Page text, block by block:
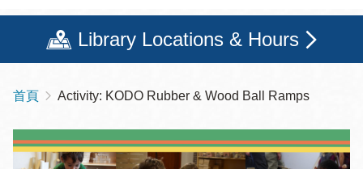
Library Locations & Hours
導
航
連
首頁 Activity: KODO Rubber & Wood Ball Ramps